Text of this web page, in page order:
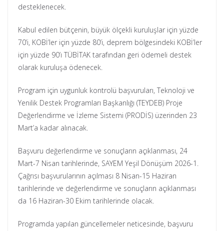
desteklenecek.
Kabul edilen bütçenin, büyük ölçekli kuruluşlar için yüzde
70’i, KOBİ’ler için yüzde 80’i, deprem bölgesindeki KOBİ’ler
için yüzde 90’ı TÜBİTAK tarafından geri ödemeli destek
olarak kuruluşa ödenecek.
Program için uygunluk kontrolü başvuruları, Teknoloji ve
Yenilik Destek Programları Başkanlığı (TEYDEB) Proje
Değerlendirme ve İzleme Sistemi (PRODİS) üzerinden 23
Mart’a kadar alınacak.
Başvuru değerlendirme ve sonuçların açıklanması, 24
Mart-7 Nisan tarihlerinde, SAYEM Yeşil Dönüşüm 2026-1.
Çağrısı başvurularının açılması 8 Nisan-15 Haziran
tarihlerinde ve değerlendirme ve sonuçların açıklanması
da 16 Haziran-30 Ekim tarihlerinde olacak.​​​​​​​
Programda yapılan güncellemeler neticesinde, başvuru